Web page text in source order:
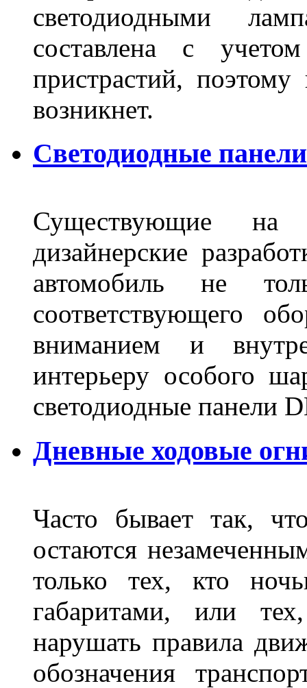
светодиодными
составлена с
пристрастий,
возникнет.
Светодиодные
Существующие
дизайнерские
автомобиль не
соответствующего
вниманием и
интерьеру особого
светодиодные панели
Дневные ходовые
Часто бывает так,
остаются
только тех, кто
габаритами, или
нарушать правила
обозначения